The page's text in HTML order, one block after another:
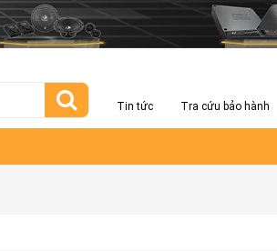
Tin tức Tra cứu bảo hành